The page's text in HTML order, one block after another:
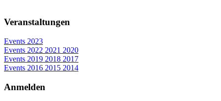
Veranstaltungen
Events 2023
Events 2022 2021 2020
Events 2019 2018 2017
Events 2016 2015 2014
Anmelden